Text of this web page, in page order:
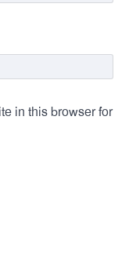
in this browser for